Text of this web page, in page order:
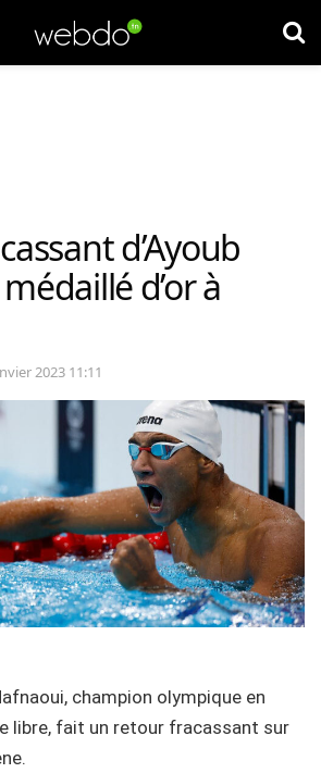
d’Ayoub
d’or à
2023 11:11
champion olympique en
libre, fait un retour fracassant sur